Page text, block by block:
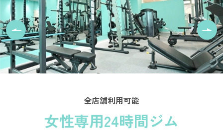
全店舗利用可能
女性専用24時間ジム